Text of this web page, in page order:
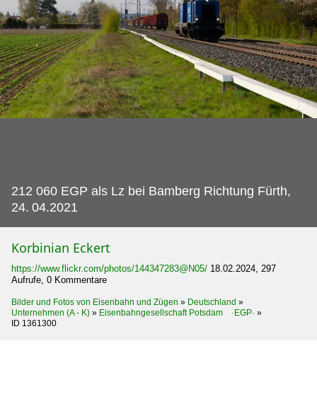
212 060 EGP als Lz bei Bamberg Richtung Fürth,
24. 04.2021
Korbinian Eckert
https://www.flickr.com/photos/144347283@N05/ 18.02.2024, 297
Aufrufe, 0 Kommentare
Bilder und Fotos von Eisenbahn und Zügen » Deutschland »
Unternehmen (A - K) » Eisenbahngesellschaft Potsdam ·EGP· »
ID 1361300